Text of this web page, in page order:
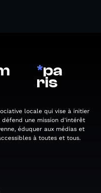
*pa
ris
locale qui vise à initier
une mission d'intérêt
éduquer aux médias et
à toutes et tous.